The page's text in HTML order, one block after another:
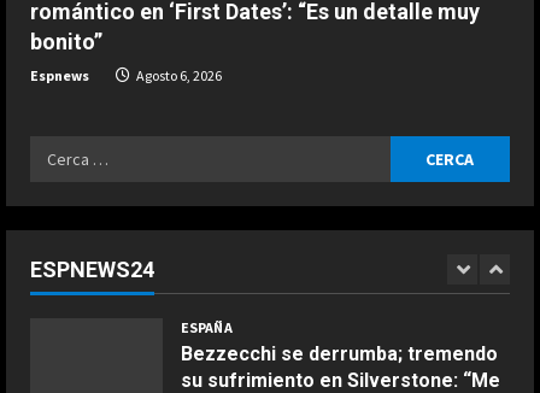
romántico en ‘First Dates’: “Es un detalle muy
bonito”
Espnews Agosto 6, 2026
Ricerca
ESPNEWS24
ESPAÑA
en ayuda a Colombia tras la
1
declararse mujeres y elegibles en
Agosto 8, 2026
ESPAÑA
Bezzecchi se derrumba; tremendo
su sufrimiento en Silverstone: “Me
Ensalada de espinacas deliciosa